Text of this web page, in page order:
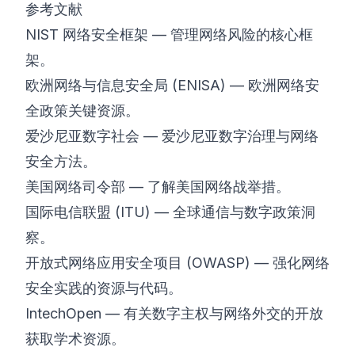
参考文献
NIST 网络安全框架 — 管理网络风险的核心框
架。
欧洲网络与信息安全局 (ENISA) — 欧洲网络安
全政策关键资源。
爱沙尼亚数字社会 — 爱沙尼亚数字治理与网络
安全方法。
美国网络司令部 — 了解美国网络战举措。
国际电信联盟 (ITU) — 全球通信与数字政策洞
察。
开放式网络应用安全项目 (OWASP) — 强化网络
安全实践的资源与代码。
IntechOpen — 有关数字主权与网络外交的开放
获取学术资源。